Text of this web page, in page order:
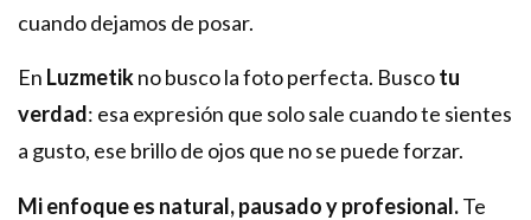
cuando dejamos de posar.
En Luzmetikno busco la foto perfecta. Buscotu
verdad: esa expresión que solo sale cuando te sientes
a gusto, ese brillo de ojos que no se puede forzar.
Mi enfoque es natural, pausado y profesional.Te